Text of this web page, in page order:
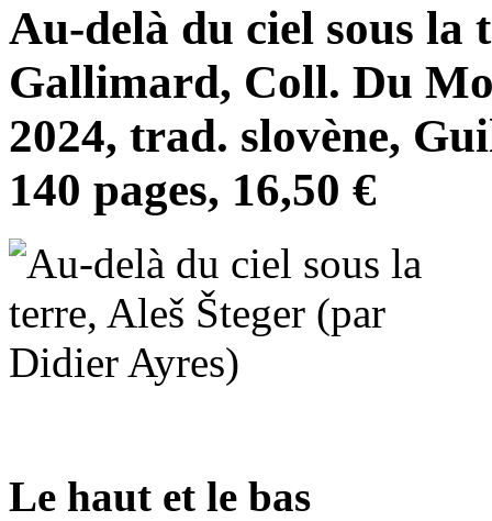
Au-delà du ciel sous la
Gallimard, Coll. Du
2024, trad. slovène,
140 pages, 16,50 €
Le haut et le bas